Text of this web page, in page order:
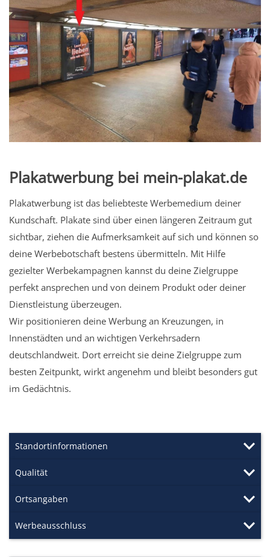
Plakatwerbung bei mein-plakat.de
Plakatwerbung ist das beliebteste Werbemedium deiner
Kundschaft. Plakate sind über einen längeren Zeitraum gut
sichtbar, ziehen die Aufmerksamkeit auf sich und können so
deine Werbebotschaft bestens übermitteln. Mit Hilfe
gezielter Werbekampagnen kannst du deine Zielgruppe
perfekt ansprechen und von deinem Produkt oder deiner
Dienstleistung überzeugen.
Wir positionieren deine Werbung an Kreuzungen, in
Innenstädten und an wichtigen Verkehrsadern
deutschlandweit. Dort erreicht sie deine Zielgruppe zum
besten Zeitpunkt, wirkt angenehm und bleibt besonders gut
im Gedächtnis.
Standortinformationen
Qualität
Ortsangaben
Werbeausschluss